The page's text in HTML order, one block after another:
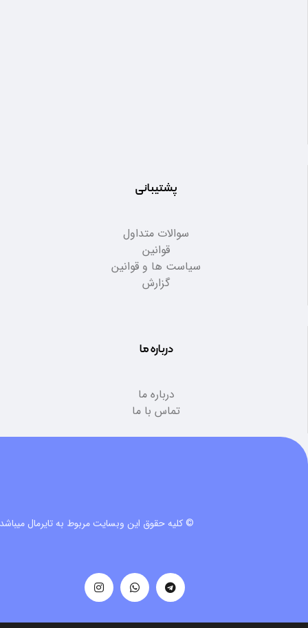
پشتیبانی
سوالات متداول
قوانین
سیاست ها و قوانین
گزارش
درباره ما
درباره ما
تماس با ما
© کلیه حقوق این وبسایت مربوط به تایرمال